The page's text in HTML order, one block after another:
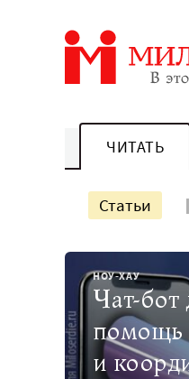
ЧИТАТЬ
Статьи
НОУ-ХАУ
Чат-бот
помощь
и